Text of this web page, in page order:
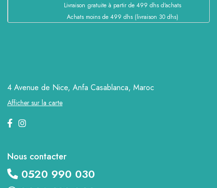
Livraison gratuite à partir de 499 dhs d'achats
Achats moins de 499 dhs (livraison 30 dhs)
4 Avenue de Nice, Anfa Casablanca, Maroc
Afficher sur la carte
Nous contacter
0520 990 030